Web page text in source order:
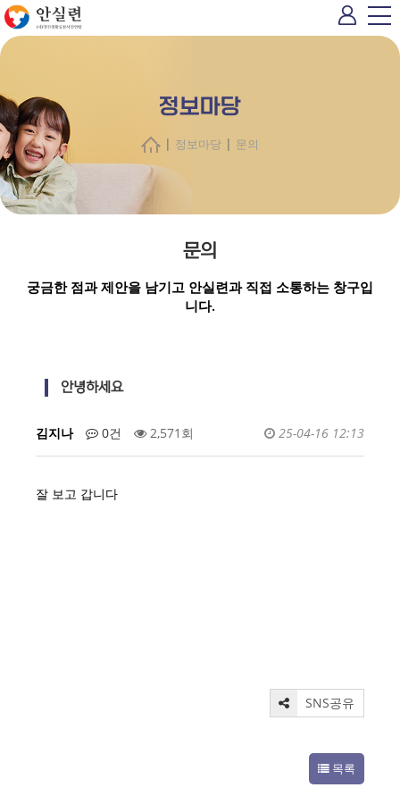
정보마당
| 정보마당 | 문의
문의
궁금한 점과 제안을 남기고 안실련과 직접 소통하는 창구입
니다.
안녕하세요
김지나 0건 2,571회 25-04-16 12:13
잘 보고 갑니다
SNS공유
목록